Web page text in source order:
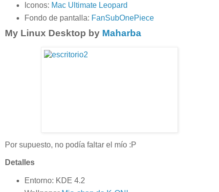
Iconos: Mac Ultimate Leopard
Fondo de pantalla: FanSubOnePiece
My Linux Desktop by Maharba
Por supuesto, no podía faltar el mío :P
Detalles
Entorno: KDE 4.2